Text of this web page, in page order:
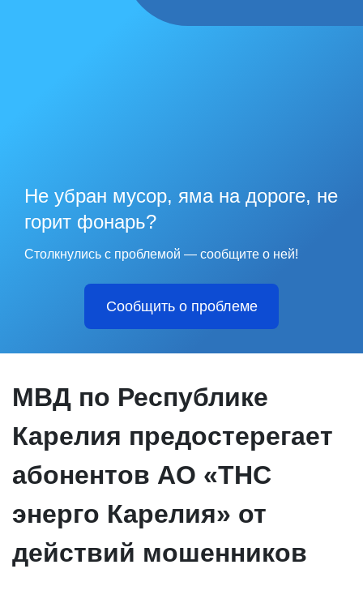
Не убран мусор, яма на дороге, не
горит фонарь?
Столкнулись с проблемой — сообщите о ней!
Сообщить о проблеме
МВД по Республике
Карелия предостерегает
абонентов АО «ТНС
энерго Карелия» от
действий мошенников